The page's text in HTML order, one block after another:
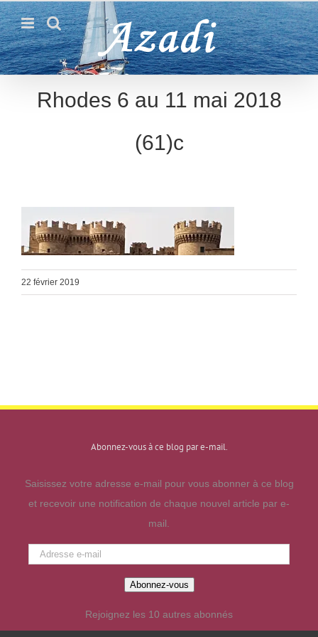
Passer
au
contenu
Rhodes 6 au 11 mai 2018
(61)c
22 février 2019
Abonnez-vous à ce blog par e-mail.
Saisissez votre adresse e-mail pour vous abonner à ce blog
et recevoir une notification de chaque nouvel article par e-
mail.
Adresse
Abonnez-vous
Rejoignez les 10 autres abonnés